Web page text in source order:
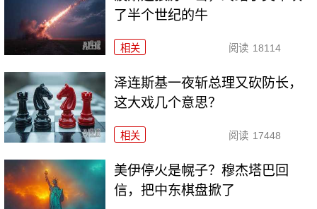
了半个世纪的牛
相关 阅读 18114
泽连斯基一夜斩总理又砍防长，
这大戏几个意思？
相关 阅读 17448
美伊停火是幌子？穆杰塔巴回
信，把中东棋盘掀了